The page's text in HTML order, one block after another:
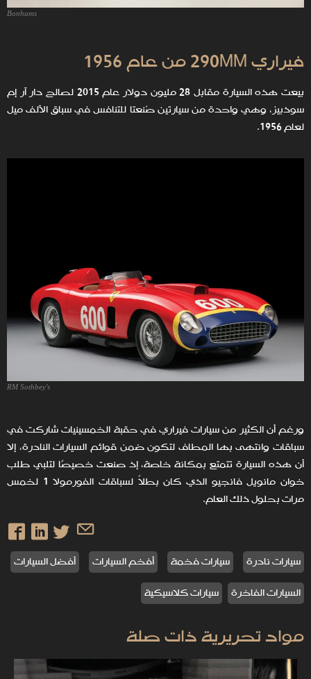
Bonhams
فيراري 290MM من عام 1956
بيعت هذه السيارة مقابل 28 مليون دولار عام 2015 لصالح دار آر إم
سوذبيز، وهي واحدة من سيارتين صُنعتا للتنافس في سباق الألف ميل
لعام 1956.
RM Sothbey's
ورغم أن الكثير من سيارات فيراري في حقبة الخمسينيات شاركت في
سباقات وانتهى بها المطاف لتكون ضمن قوائم السيارات النادرة، إلا
أن هذه السيارة تتمتع بمكانة خاصة، إذ صنعت خصيصًا لتلبي طلب
خوان مانويل فانجيو الذي كان بطلاً لسباقات الفورمولا 1 لخمس
مرات بحلول ذلك العام.
سيارات نادرة سيارات فخمة أفخم السيارات
أفضل السيارات
السيارات الفاخرة
سيارات كلاسيكية
مواد تحريرية ذات صلة